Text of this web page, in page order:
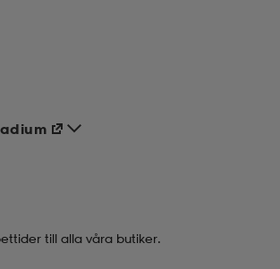
till alla våra butiker.